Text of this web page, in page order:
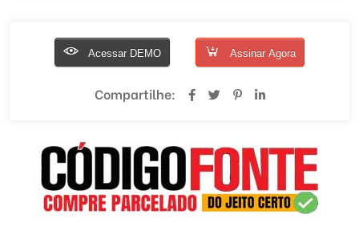
Acessar DEMO Assinar Agora
Compartilhe: